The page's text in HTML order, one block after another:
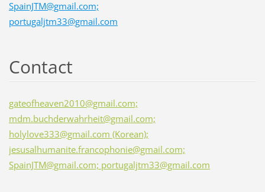
SpainJTM@gmail.com;
portugaljtm33@gmail.com
Contact
gateofheaven2010@gmail.com;
mdm.buchderwahrheit@gmail.com;
holylove333@gmail.com (Korean);
jesusalhumanite.francophonie@gmail.com;
SpainJTM@gmail.com; portugaljtm33@gmail.com